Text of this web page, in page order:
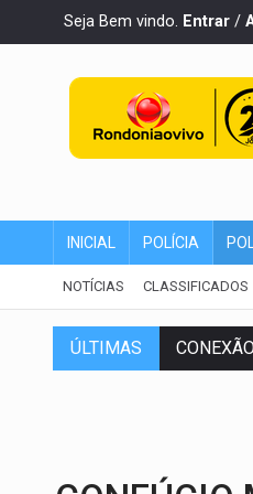
Seja Bem vindo. Entrar /
INICIAL POLÍCIA
NOTÍCIAS CLASSIFICADOS
ÚLTIMAS